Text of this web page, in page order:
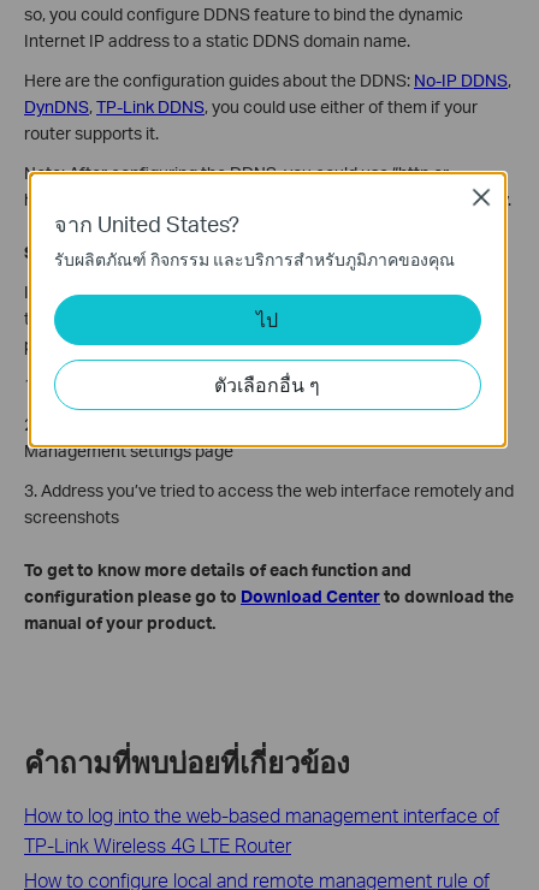
so, you could configure DDNS feature to bind the dynamic
Internet IP address to a static DDNS domain name.
Here are the configuration guides about the DDNS: No-IP DDNS,
DynDNS,TP-Link DDNS, you could use either of them if your
router supports it.
Note: After configuring the DDNS, you could use “http or
https://domain name:port” to access the web interface remotely.
Step 5: Contact TP-Link Technical Support
If remote management still does not work after the above
troubleshooting,
please contactTP-Link Technical Support
and
provide detailed information:
1. Model number, hardware, and firmware version
2. Screenshot of Advanced->Status page and Remote
Management settings page
3. Address you’ve tried to access the web interface remotely and
screenshots
To get to know more details of each function and
configuration please go to ​ Download Centerto download the
manual of your product.
คำถามที่พบบ่อยที่เกี่ยวข้อง
How to log into the web-based management interface of
TP-Link Wireless 4G LTE Router
How to configure local and remote management rule of
จาก United States?
รับผลิตภัณฑ์ กิจกรรม และบริการสำหรับภูมิภาคของคุณ
ไป
ตัวเลือกอื่น ๆ
Close